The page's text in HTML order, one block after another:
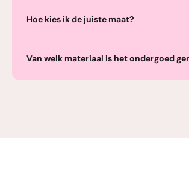
Hoe kies ik de juiste maat?
Van welk materiaal is het ondergoed